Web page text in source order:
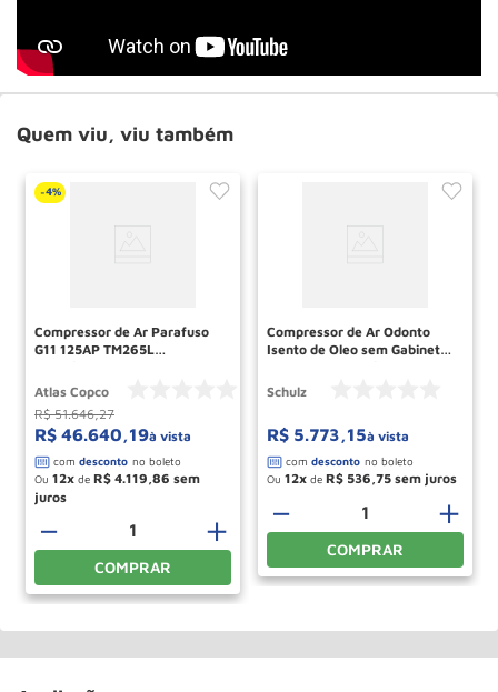
Quem viu, viu também
-4%
Compressor de Ar Parafuso
G11 125AP TM265L
Atlas Copco
R$ 51.646,27
R$ 46.640,19à vista
Ou 12 de R$ 4.119,86
＋
－
COMPRAR
Compressor de Ar Odonto
Isento de Oleo sem Gabinete
Schulz
R$ 5.773,15à vista
Ou 12 de R$ 536,75
＋
－
COMPRAR